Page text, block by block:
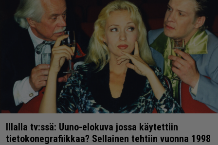
Illalla tv:ssä: Uuno-elokuva jossa käytettiin
tietokonegrafiikkaa? Sellainen tehtiin vuonna 1998